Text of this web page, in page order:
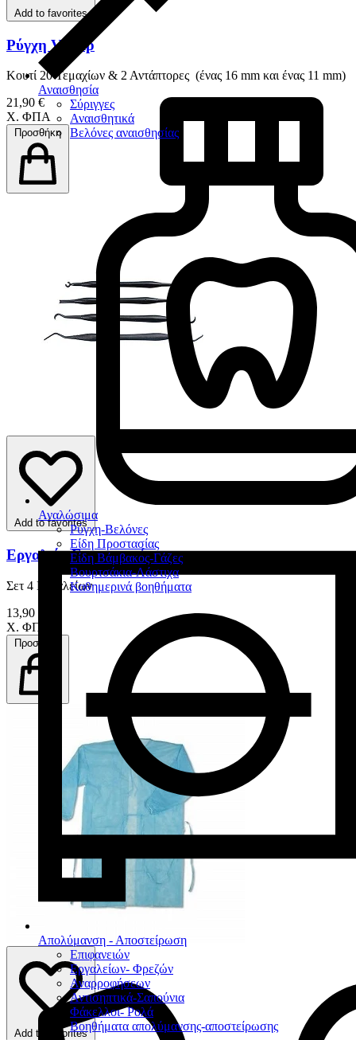
Αναισθησία
Σύριγγες
Αναισθητικά
Βελόνες αναισθησίας
Αναλώσιμα
Ρύγχη-Βελόνες
Είδη Προστασίας
Είδη Βάμβακος-Γάζες
Βουρτσάκια-Λάστιχα
Καθημερινά βοηθήματα
Απολύμανση - Αποστείρωση
Επιφανειών
Εργαλείων- Φρεζών
Αναρροφήσεων
Αντισηπτικά-Σαπούνια
Φάκελλοι- Ρολά
Βοηθήματα απολύμανσης-αποστείρωσης
Add to favorites
Ρύγχη Veritip
Κουτί 20 Τεμαχίων & 2 Αντάπτορες (ένας 16 mm και ένας 11 mm)
21,90 €
Χ. ΦΠΑ
Προσθήκη
Add to favorites
Εργαλεία Εμφυτευμάτων
Σετ 4 Εργαλείων
13,90 €
Χ. ΦΠΑ
Προσθήκη
Add to favorites